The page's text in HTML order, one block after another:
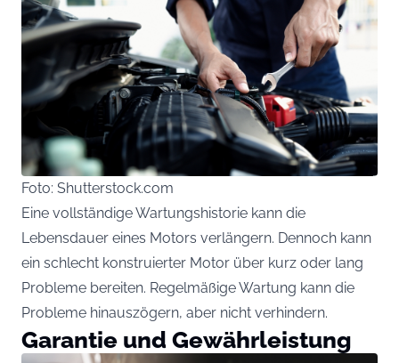
Foto: Shutterstock.com
Eine vollständige Wartungshistorie kann die
Lebensdauer eines Motors verlängern. Dennoch kann
ein schlecht konstruierter Motor über kurz oder lang
Probleme bereiten. Regelmäßige Wartung kann die
Probleme hinauszögern, aber nicht verhindern.
Garantie und Gewährleistung